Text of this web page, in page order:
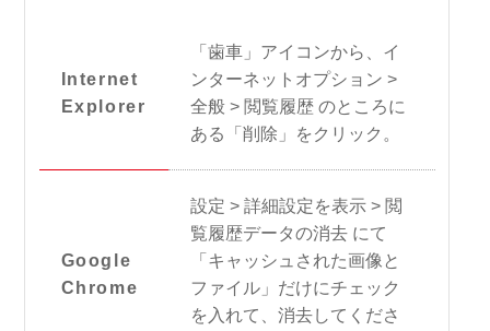
Internet
Explorer
「歯車」アイコンから、イ
ンターネットオプション >
全般 > 閲覧履歴 のところに
ある「削除」をクリック。
Google
Chrome
設定 > 詳細設定を表示 > 閲
覧履歴データの消去 にて
「キャッシュされた画像と
ファイル」だけにチェック
を入れて、消去してくださ